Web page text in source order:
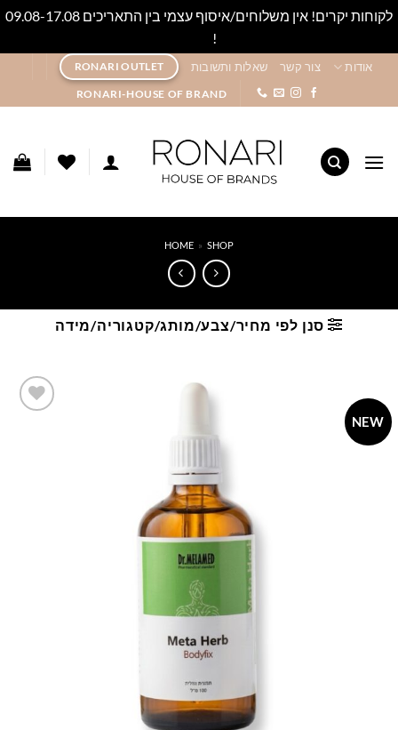
לקוחות יקרים! אין משלוחים/איסוף עצמי בין התאריכים 09.08-17.08
!
content
אודות צור קשר שאלות ותשובות RONARI OUTLET
RONARI-HOUSE OF BRAND
HOME » SHOP
סנן לפי מחיר/צבע/מותג/קטגוריה/מידה
NEW